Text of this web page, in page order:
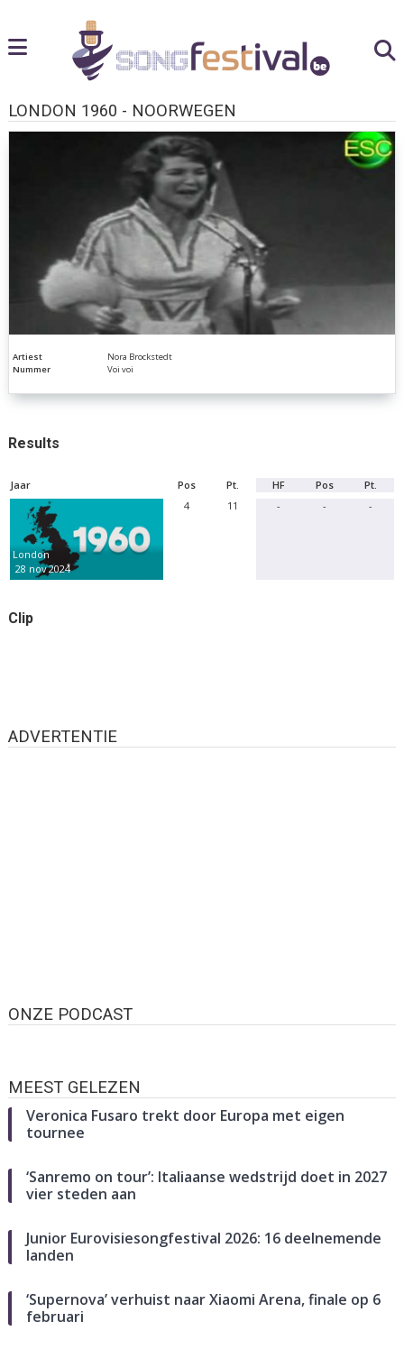
LONDON 1960 - NOORWEGEN
Artiest
Nora Brockstedt
Nummer
Voi voi
Results
Jaar Pos Pt. HF Pos Pt.
London
28 nov 2024
4 11 - - -
Clip
ADVERTENTIE
ONZE PODCAST
MEEST GELEZEN
Veronica Fusaro trekt door Europa met eigen
tournee
‘Sanremo on tour’: Italiaanse wedstrijd doet in 2027
vier steden aan
Junior Eurovisiesongfestival 2026: 16 deelnemende
landen
‘Supernova’ verhuist naar Xiaomi Arena, finale op 6
februari